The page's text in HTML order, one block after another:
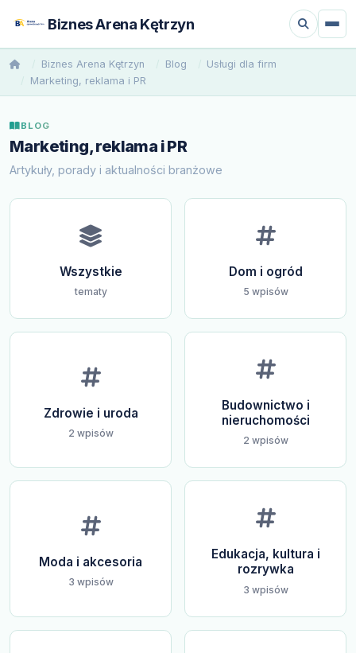
Biznes Arena Kętrzyn
Biznes Arena Kętrzyn Blog
Usługi dla firm
Marketing, reklama i PR
BLOG
Marketing, reklama i PR
Artykuły, porady i aktualności branżowe
Wszystkie
tematy
Dom i ogród
5 wpisów
Zdrowie i uroda
2 wpisów
Budownictwo i
nieruchomości
2 wpisów
Moda i akcesoria
3 wpisów
Edukacja, kultura i
rozrywka
3 wpisów